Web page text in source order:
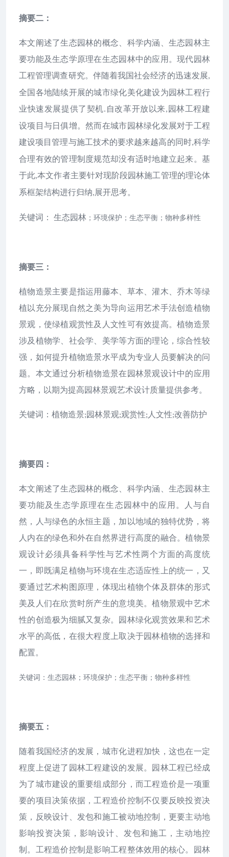
摘要二：
本文阐述了生态园林的概念、科学内涵、生态园林主
要功能及生态学原理在生态园林中的应用。现代园林
工程管理调查研究。伴随着我国社会经济的迅速发展,
全国各地陆续开展的城市绿化美化建设为园林工程行
业快速发展提供了契机. 自改革开放以来, 园林工程建
设项目与日俱增。然而在城市园林绿化发展对于工程
建设项目管理与施工技术的要求越来越高的同时,科学
合理有效的管理制度规范却没有适时地建立起来。基
于此,本文作者主要针对现阶段园林施工管理的理论体
系框架结构进行归纳,展开思考。
关键词： 生态园林 ；环境保护；生态平衡；物种多样性
摘要三：
植物造景主要是指运用藤本、草本、灌木、乔木等绿
植以充分展现自然之美为导向运用艺术手法创造植物
景观，使绿植观赏性及人文性可有效提高。植物造景
涉及植物学、社会学、美学等方面的理论，综合性较
强，如何提升植物造景水平成为专业人员要解决的问
题。本文通过分析植物造景在园林景观设计中的应用
方略，以期为提高园林景观艺术设计质量提供参考。
关键词：植物造景;园林景观;观赏性; 人文性;改善防护
摘要四：
本文阐述了生态园林的概念、科学内涵、生态园林主
要功能及生态学原理在生态园林中的应用。人与自
然，人与绿色的永恒主题，加以地域的独特优势，将
人内在的绿色和外在自然界进行高度的融合。植物景
观设计必须具备科学性与艺术性两个方面的高度统
一，即既满足植物与环境在生态适应性上的统一，又
要通过艺术构图原理，体现出植物个体及群体的形式
美及人们在欣赏时所产生的意境美。植物景观中艺术
性的创造极为细腻又复杂。园林绿化观赏效果和艺术
水平的高低，在很大程度上取决于园林植物的选择和
配置。
关键词：生态园林；环境保护；生态平衡；物种多样性
摘要五：
随着我国经济的发展，城市化进程加快，这也在一定
程度上促进了园林工程建设的发展。园林工程已经成
为了城市建设的重要组成部分，而工程造价是一项重
要的项目决策依据，工程造价控制不仅要反映投资决
策，反映设计、发包和施工被动地控制，更要主动地
影响投资决策，影响设计、发包和施工，主动地控
制。工程造价控制是影响工程整体效用的核心。园林